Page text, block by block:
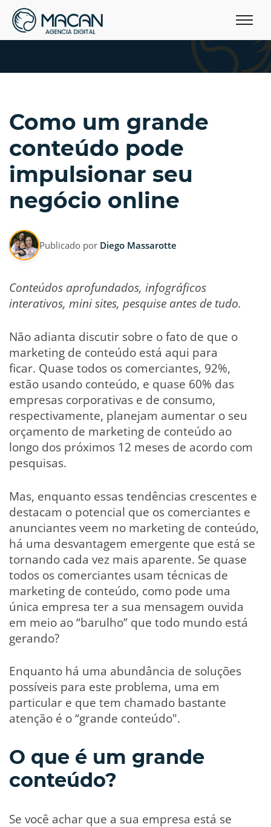
Como um grande
conteúdo pode
impulsionar seu
negócio online
Publicado por Diego Massarotte
Conteúdos aprofundados, infográficos
interativos, mini sites, pesquise antes de tudo.
Não adianta discutir sobre o fato de que o
marketing de conteúdo está aqui para
ficar. Quase todos os comerciantes, 92%,
estão usando conteúdo, e quase 60% das
empresas corporativas e de consumo,
respectivamente, planejam aumentar o seu
orçamento de marketing de conteúdo ao
longo dos próximos 12 meses de acordo com
pesquisas.
Mas, enquanto essas tendências crescentes e
destacam o potencial que os comerciantes e
anunciantes veem no marketing de conteúdo,
há uma desvantagem emergente que está se
tornando cada vez mais aparente. Se quase
todos os comerciantes usam técnicas de
marketing de conteúdo, como pode uma
única empresa ter a sua mensagem ouvida
em meio ao “barulho” que todo mundo está
gerando?
Enquanto há uma abundância de soluções
possíveis para este problema, uma em
particular e que tem chamado bastante
atenção é o “grande conteúdo".
O que é um grande
conteúdo?
Se você achar que a sua empresa está se